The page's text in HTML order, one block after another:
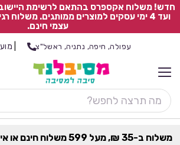
ועד 4 ימי עסקים למוצרים ממותגים. משלוח
עצמי חינם.
עפולה, חיפה, נתניה, ראשל"צ
משלוח ב-35 ₪, מעל 599